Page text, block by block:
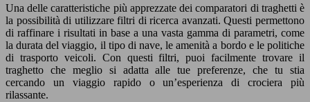
Una delle caratteristiche più apprezzate dei comparatori di traghetti è
la possibilità di utilizzare filtri di ricerca avanzati. Questi permettono
di raffinare i risultati in base a una vasta gamma di parametri, come
la durata del viaggio, il tipo di nave, le amenità a bordo e le politiche
di trasporto veicoli. Con questi filtri, puoi facilmente trovare il
traghetto che meglio si adatta alle tue preferenze, che tu stia
cercando un viaggio rapido o un’esperienza di crociera più
rilassante.